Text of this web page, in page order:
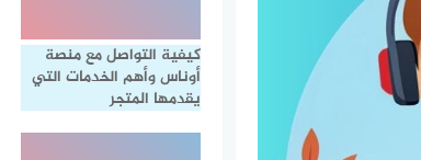
كيفية التواصل مع منصة
أوناس وأهم الخدمات التي
يقدمها المتجر